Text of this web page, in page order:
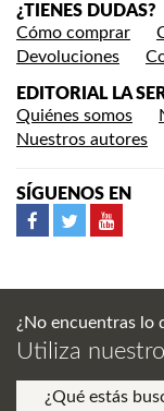
¿TIENES DUDAS?
Cómo comprar
Devoluciones
EDITORIAL LA
Quiénes somos
Nuestros autores
SÍGUENOS EN
¿No encuentras lo
Utiliza